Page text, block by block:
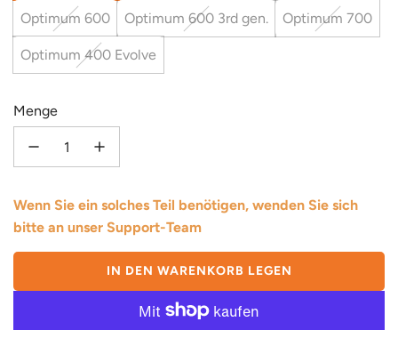
Optimum 600 Optimum 600 3rd gen. Optimum 700
Optimum 400 Evolve
Menge
Wenn Sie ein solches Teil benötigen, wenden Sie sich
bitte an unser Support-Team
IN DEN WARENKORB LEGEN
L
D